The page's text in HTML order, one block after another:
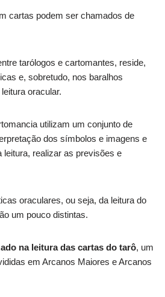
cartas podem ser chamados de
tarólogos e cartomantes, reside,
e, sobretudo, nos baralhos
oracular.
utilizam um conjunto de
dos símbolos e imagens e
leitura, realizar as previsões e
oraculares, ou seja, da leitura do
um pouco distintas.
na leitura das cartas do tarô, um
em Arcanos Maiores e Arcanos